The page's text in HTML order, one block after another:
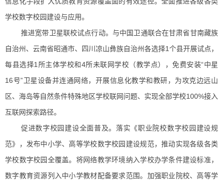
学校数字校园建设与应用。
推进宽带卫星联校试点行动。与中国卫通联合在甘肃省甘南藏族
自治州、云南省昭通市、四川凉山彝族自治州各选择1个县开展试点，
每县选择1所主体学校和4所未联网学校（教学点），免费安装“中星
16号”卫星设备并连通网络，开展信息化教学和教研，为攻克边远山
区、海岛等自然条件特殊地区学校联网问题、实现全部学校100%接入
互联网探索路径。
促进数字校园建设全面普及。落实《职业院校数字校园建设规
范》，发布中小学、高等学校数字校园建设规范，推动实现各级各类
学校数字校园全覆盖。将网络教学环境纳入学校办学条件建设标准，
数字教育资源列入中小学教材配备要求范围。加强职业院校、高等学